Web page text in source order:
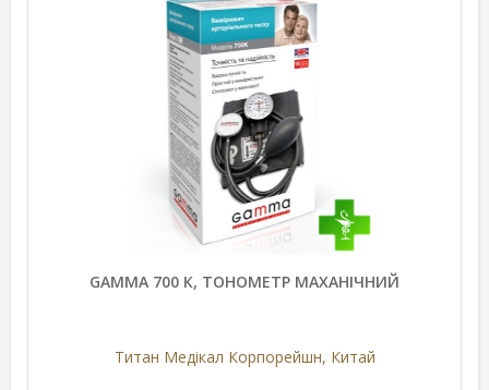
GAMMA 700 К, ТОНОМЕТР МАХАНІЧНИЙ
Титан Медікал Корпорейшн, Китай